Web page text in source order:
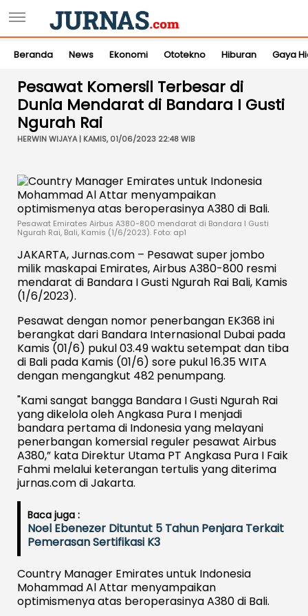
Beranda News Ekonomi Ototekno Hiburan Gaya
Pesawat Komersil Terbesar di
Dunia Mendarat di Bandara I Gusti
Ngurah Rai
HERWIN WIJAYA | KAMIS, 01/06/2023 22:48 WIB
Pesawat Emirates Airbus A380-800 mendarat di Bandara I Gusti
Ngurah Rai, Bali, Kamis (1/6/2023). Foto: ap1
JAKARTA, Jurnas.com – Pesawat super jombo
milik maskapai Emirates, Airbus A380-800 resmi
mendarat di Bandara I Gusti Ngurah Rai Bali, Kamis
(1/6/2023).
Pesawat dengan nomor penerbangan EK368 ini
berangkat dari Bandara Internasional Dubai pada
Kamis (01/6) pukul 03.49 waktu setempat dan tiba
di Bali pada Kamis (01/6) sore pukul 16.35 WITA
dengan mengangkut 482 penumpang.
"Kami sangat bangga Bandara I Gusti Ngurah Rai
yang dikelola oleh Angkasa Pura I menjadi
bandara pertama di Indonesia yang melayani
penerbangan komersial reguler pesawat Airbus
A380,” kata Direktur Utama PT Angkasa Pura I Faik
Fahmi melalui keterangan tertulis yang diterima
jurnas.com di Jakarta.
Baca juga :
Noel Ebenezer Dituntut 5 Tahun Penjara Terkait
Pemerasan Sertifikasi K3
Country Manager Emirates untuk Indonesia
Mohammad Al Attar menyampaikan
optimismenya atas beroperasinya A380 di Bali.